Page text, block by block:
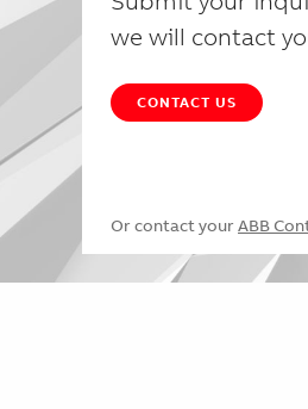
we will contact
CONTACT US
Or contact your ABB